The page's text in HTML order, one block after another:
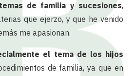
temas de familia y sucesiones,
que ejerzo, y que he venido
me apasionan.
el tema de los hijos
de familia, ya que en